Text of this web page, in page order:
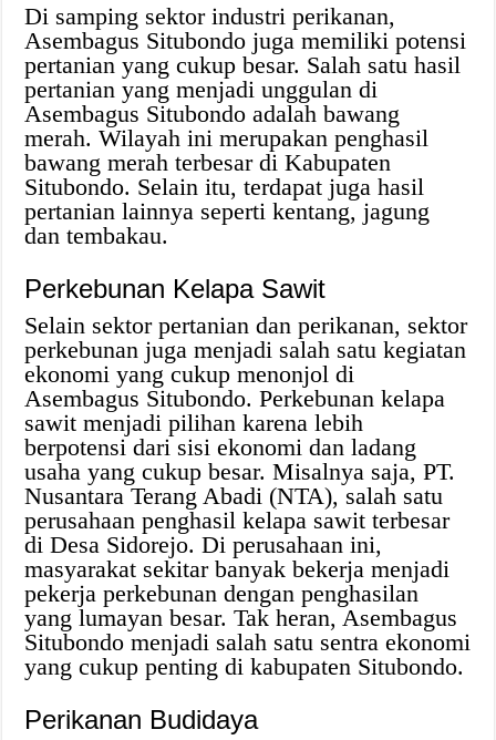
Di samping sektor industri perikanan,
Asembagus Situbondo juga memiliki potensi
pertanian yang cukup besar. Salah satu hasil
pertanian yang menjadi unggulan di
Asembagus Situbondo adalah bawang
merah. Wilayah ini merupakan penghasil
bawang merah terbesar di Kabupaten
Situbondo. Selain itu, terdapat juga hasil
pertanian lainnya seperti kentang, jagung
dan tembakau.
Perkebunan Kelapa Sawit
Selain sektor pertanian dan perikanan, sektor
perkebunan juga menjadi salah satu kegiatan
ekonomi yang cukup menonjol di
Asembagus Situbondo. Perkebunan kelapa
sawit menjadi pilihan karena lebih
berpotensi dari sisi ekonomi dan ladang
usaha yang cukup besar. Misalnya saja, PT.
Nusantara Terang Abadi (NTA), salah satu
perusahaan penghasil kelapa sawit terbesar
di Desa Sidorejo. Di perusahaan ini,
masyarakat sekitar banyak bekerja menjadi
pekerja perkebunan dengan penghasilan
yang lumayan besar. Tak heran, Asembagus
Situbondo menjadi salah satu sentra ekonomi
yang cukup penting di kabupaten Situbondo.
Perikanan Budidaya